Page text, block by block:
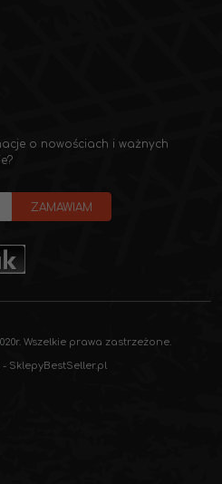
o nowościach i ważnych
Wszelkie prawa zastrzeżone.
- SklepyBestSeller.pl